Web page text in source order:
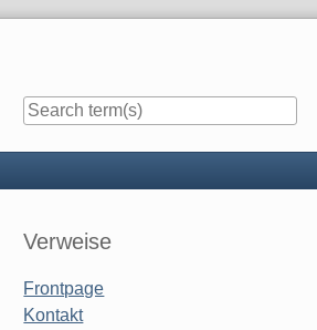
Sidebar
Verweise
Frontpage
Kontakt